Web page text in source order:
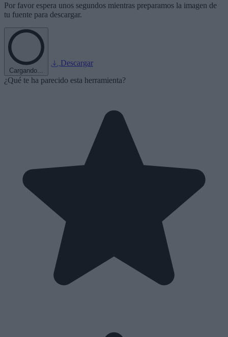
Por favor espera unos segundos mientras preparamos la imagen de
tu fuente para descargar.
Cargando...
Descargar
¿Qué te ha parecido esta herramienta?